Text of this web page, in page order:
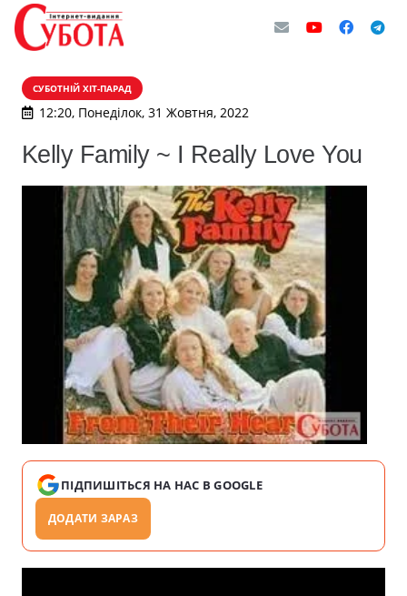
СУБОТНІЙ ХІТ-ПАРАД
12:20, Понеділок, 31 Жовтня, 2022
Kelly Family ~ I Really Love You
ПІДПИШІТЬСЯ НА НАС В GOOGLE
ДОДАТИ ЗАРАЗ